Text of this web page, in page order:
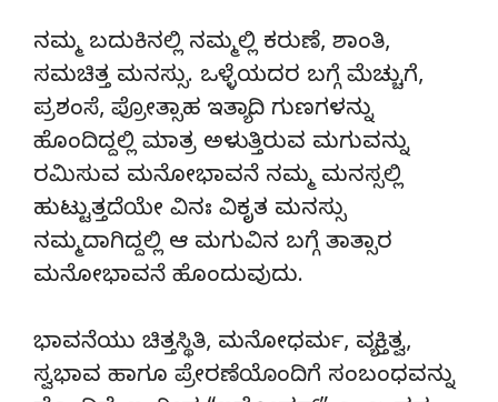
ನಮ್ಮ ಬದುಕಿನಲ್ಲಿ ನಮ್ಮಲ್ಲಿ ಕರುಣೆ, ಶಾಂತಿ,
ಸಮಚಿತ್ತ ಮನಸ್ಸು. ಒಳ್ಳೆಯದರ ಬಗ್ಗೆ ಮೆಚ್ಚುಗೆ,
ಪ್ರಶಂಸೆ, ಪ್ರೋತ್ಸಾಹ ಇತ್ಯಾದಿ ಗುಣಗಳನ್ನು
ಹೊಂದಿದ್ದಲ್ಲಿ ಮಾತ್ರ ಅಳುತ್ತಿರುವ ಮಗುವನ್ನು
ರಮಿಸುವ ಮನೋಭಾವನೆ ನಮ್ಮ ಮನಸ್ಸಲ್ಲಿ
ಹುಟ್ಟುತ್ತದೆಯೇ ವಿನಃ ವಿಕೃತ ಮನಸ್ಸು
ನಮ್ಮದಾಗಿದ್ದಲ್ಲಿ ಆ ಮಗುವಿನ ಬಗ್ಗೆ ತಾತ್ಸಾರ
ಮನೋಭಾವನೆ ಹೊಂದುವುದು.
ಭಾವನೆಯು ಚಿತ್ತಸ್ಥಿತಿ, ಮನೋಧರ್ಮ, ವ್ಯಕ್ತಿತ್ವ,
ಸ್ವಭಾವ ಹಾಗೂ ಪ್ರೇರಣೆಯೊಂದಿಗೆ ಸಂಬಂಧವನ್ನು